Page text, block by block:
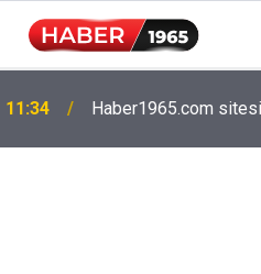
15:52
hesaplarda